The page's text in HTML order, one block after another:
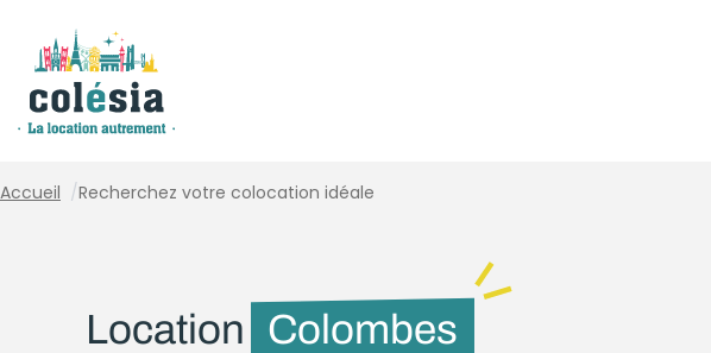
Accueil /Recherchez votre colocation idéale
Location Colombes